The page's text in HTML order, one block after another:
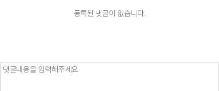
등록된 댓글이 없습니다.